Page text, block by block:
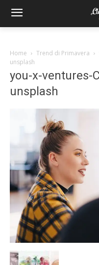
Home Trend di Primavera
unsplash
you-x-ventures-
unsplash